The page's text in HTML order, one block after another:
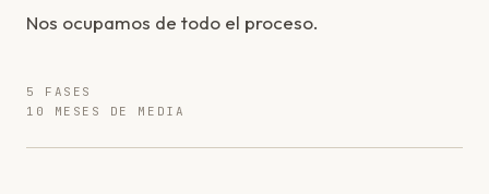
Nos ocupamos de todo el proceso.
5 FASES
10 MESES DE MEDIA